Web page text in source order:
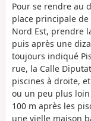
Pour se rendre au
place principale de
Nord Est, prendre
puis après une
toujours indiqué
rue, la Calle
piscines à droite,
ou un peu plus
100 m après les
une vielle maison